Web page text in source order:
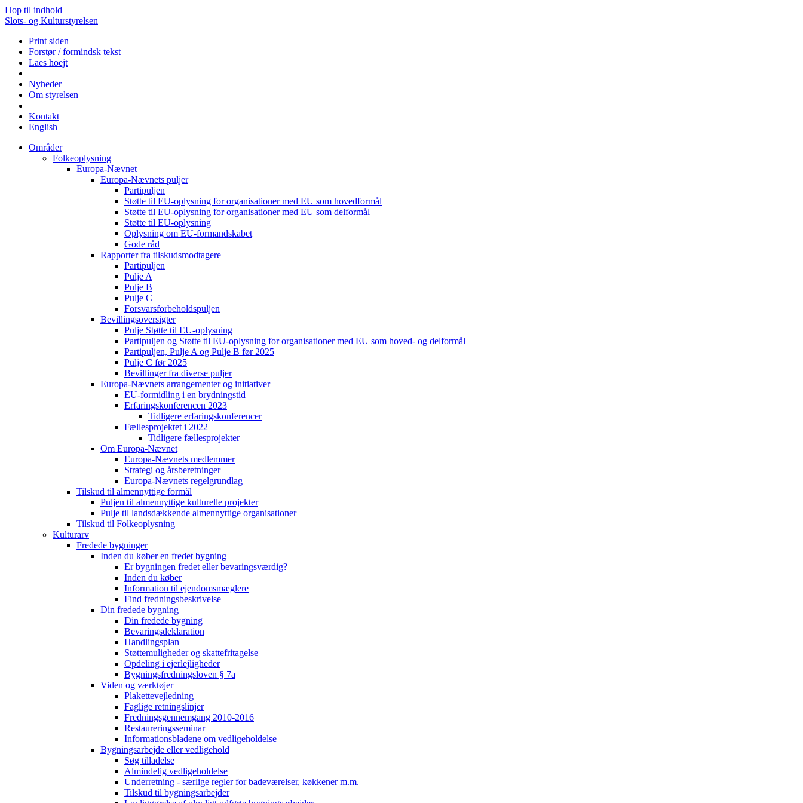
Hop til indhold
Slots- og Kulturstyrelsen
Print siden
Forstør / formindsk tekst
Laes hoejt
Nyheder
Om styrelsen
Kontakt
English
Områder
Folkeoplysning
Europa-Nævnet
Europa-Nævnets puljer
Partipuljen
Støtte til EU-oplysning for organisationer med EU som hovedformål
Støtte til EU-oplysning for organisationer med EU som delformål
Støtte til EU-oplysning
Oplysning om EU-formandskabet
Gode råd
Rapporter fra tilskudsmodtagere
Partipuljen
Pulje A
Pulje B
Pulje C
Forsvarsforbeholdspuljen
Bevillingsoversigter
Pulje Støtte til EU-oplysning
Partipuljen og Støtte til EU-oplysning for organisationer med EU som hoved- og delformål
Partipuljen, Pulje A og Pulje B før 2025
Pulje C før 2025
Bevillinger fra diverse puljer
Europa-Nævnets arrangementer og initiativer
EU-formidling i en brydningstid
Erfaringskonferencen 2023
Tidligere erfaringskonferencer
Fællesprojektet i 2022
Tidligere fællesprojekter
Om Europa-Nævnet
Europa-Nævnets medlemmer
Strategi og årsberetninger
Europa-Nævnets regelgrundlag
Tilskud til almennyttige formål
Puljen til almennyttige kulturelle projekter
Pulje til landsdækkende almennyttige organisationer
Tilskud til Folkeoplysning
Kulturarv
Fredede bygninger
Inden du køber en fredet bygning
Er bygningen fredet eller bevaringsværdig?
Inden du køber
Information til ejendomsmæglere
Find fredningsbeskrivelse
Din fredede bygning
Din fredede bygning
Bevaringsdeklaration
Handlingsplan
Støttemuligheder og skattefritagelse
Opdeling i ejerlejligheder
Bygningsfredningsloven § 7a
Viden og værktøjer
Plakettevejledning
Faglige retningslinjer
Fredningsgennemgang 2010-2016
Restaureringsseminar
Informationsbladene om vedligeholdelse
Bygningsarbejde eller vedligehold
Søg tilladelse
Almindelig vedligeholdelse
Underretning - særlige regler for badeværelser, køkkener m.m.
Tilskud til bygningsarbejder